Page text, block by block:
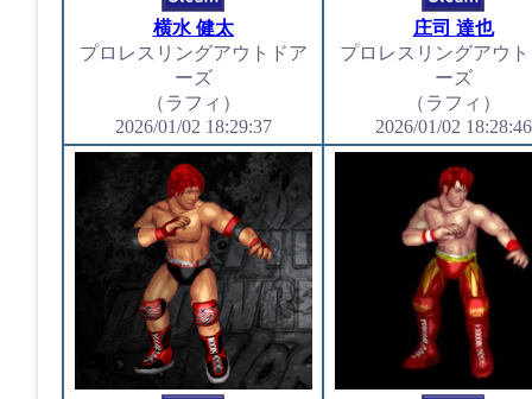
横水 健太
プロレスリングアウトドア
ーズ
（ラフィ）
2026/01/02 18:29:37
庄司 達也
プロレスリングアウ
ーズ
（ラフィ）
2026/01/02 18:28:46